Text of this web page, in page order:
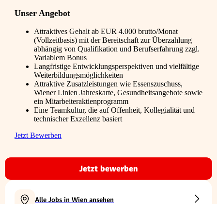
Unser Angebot
Attraktives Gehalt ab EUR 4.000 brutto/Monat
(Vollzeitbasis) mit der Bereitschaft zur Überzahlung
abhängig von Qualifikation und Berufserfahrung zzgl.
Variablem Bonus
Langfristige Entwicklungsperspektiven und vielfältige
Weiterbildungsmöglichkeiten
Attraktive Zusatzleistungen wie Essenszuschuss,
Wiener Linien Jahreskarte, Gesundheitsangebote sowie
ein Mitarbeiteraktienprogramm
Eine Teamkultur, die auf Offenheit, Kollegialität und
technischer Exzellenz basiert
Jetzt Bewerben
Jetzt bewerben
Alle Jobs in Wien ansehen